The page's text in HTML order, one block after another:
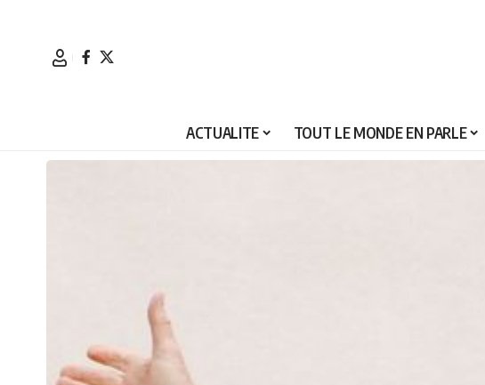
ACTUALITE TOUT LE MONDE EN PARLE